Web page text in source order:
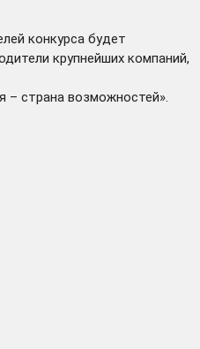
конкурса будет
крупнейших компаний,
– страна возможностей».